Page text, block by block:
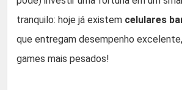
tranquilo: hoje já existem celulares
que entregam desempenho
games mais pesados!